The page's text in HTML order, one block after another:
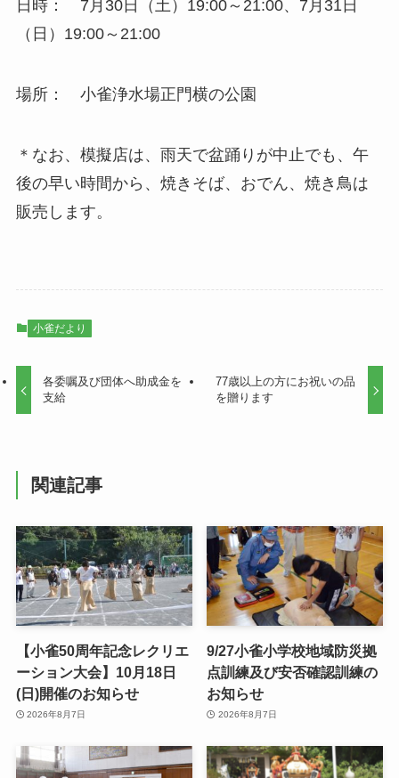
日時： 7月30日（土）19:00～21:00、7月31日
（日）19:00～21:00
場所： 小雀浄水場正門横の公園
＊なお、模擬店は、雨天で盆踊りが中止でも、午
後の早い時間から、焼きそば、おでん、焼き鳥は
販売します。
小雀だより
各委嘱及び団体へ助成金を
支給
77歳以上の方にお祝いの品
を贈ります
関連記事
【小雀50周年記念レクリエ
ーション大会】10月18日
(日)開催のお知らせ
2026年8月7日
9/27小雀小学校地域防災拠
点訓練及び安否確認訓練の
お知らせ
2026年8月7日